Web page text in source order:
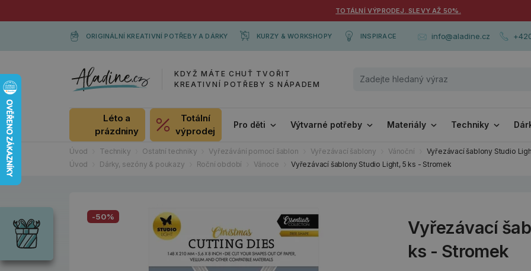
TOTÁLNÍ VÝPRODEJ. SLEVY AŽ 50%.
ORIGINÁLNÍ KREATIVNÍ POTŘEBY A DÁRKY KURZY & WORKSHOPY INSPIRACE info@aladine.cz
KDYŽ MÁTE CHUŤ TVOŘIT
KREATIVNÍ POTŘEBY S NÁPADEM
Léto a
prázdniny
Totální
výprodej
Pro děti Výtvarné potřeby Materiály Techniky
Úvod Techniky Ostatní techniky Vyřezávání pomocí šablon Vyřezávací šablony Vánoční
Vyřezávací šablony Studio
Úvod
Dárky, sezóny & poukazy Roční období Vánoce Vyřezávací šablony Studio Light, 5 ks - Stromek
Vyřezávací
ks - Stromek
-50%
Wrendale
Chci si vybrat